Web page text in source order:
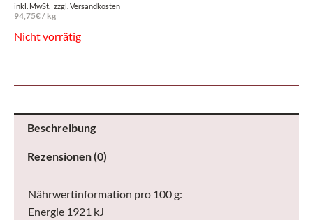
inkl. MwSt. zzgl. Versandkosten
94,75€/ kg
Nicht vorrätig
Beschreibung
Rezensionen (0)
Nährwertinformation pro 100 g:
Energie 1921 kJ